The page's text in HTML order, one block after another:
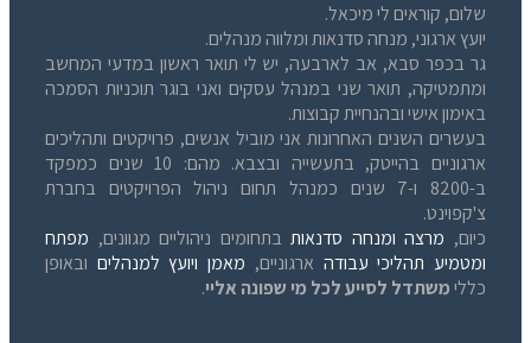
שלום, קוראים לי מיכאל.
יועץ ארגוני, מנחה סדנאות ומלווה מנהלים.
גר בכפר סבא, אב לארבעה, יש לי תואר ראשון במדעי המחשב
ומתמטיקה, תואר שני במנהל עסקים ואני בוגר תוכניות הסמכה
באימון אישי ובהנחיית קבוצות.
בעשרים השנים האחרונות אני מוביל אנשים, פרויקטים ותהליכים
ארגוניים בהייטק, בתעשייה ובצבא. מהם: 10 שנים כמפקד
ב-8200 ו-7 שנים כמנהל תחום ניהול הפרויקטים בחברת
צ'קפוינט.
כיום, מרצה ומנחה סדנאותבתחומים ניהוליים מגוונים, מפתח
ומטמיע תהליכי עבודה ארגוניים, מאמן ויועץ למנהלים ובאופן
כללימשתדל לסייע לכל מי שפונה אליי.